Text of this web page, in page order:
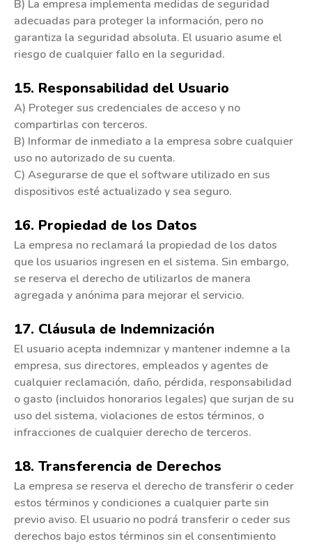
B) La empresa implementa medidas de seguridad
adecuadas para proteger la información, pero no
garantiza la seguridad absoluta. El usuario asume el
riesgo de cualquier fallo en la seguridad.
15. Responsabilidad del Usuario
A) Proteger sus credenciales de acceso y no
compartirlas con terceros.
B) Informar de inmediato a la empresa sobre cualquier
uso no autorizado de su cuenta.
C) Asegurarse de que el software utilizado en sus
dispositivos esté actualizado y sea seguro.
16. Propiedad de los Datos
La empresa no reclamará la propiedad de los datos
que los usuarios ingresen en el sistema. Sin embargo,
se reserva el derecho de utilizarlos de manera
agregada y anónima para mejorar el servicio.
17. Cláusula de Indemnización
El usuario acepta indemnizar y mantener indemne a la
empresa, sus directores, empleados y agentes de
cualquier reclamación, daño, pérdida, responsabilidad
o gasto (incluidos honorarios legales) que surjan de su
uso del sistema, violaciones de estos términos, o
infracciones de cualquier derecho de terceros.
18. Transferencia de Derechos
La empresa se reserva el derecho de transferir o ceder
estos términos y condiciones a cualquier parte sin
previo aviso. El usuario no podrá transferir o ceder sus
derechos bajo estos términos sin el consentimiento